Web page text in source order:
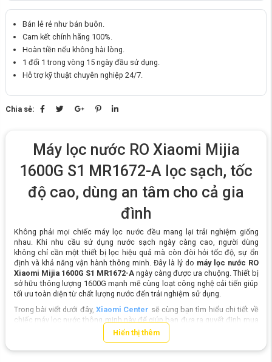
Bán lẻ rẻ như bán buôn.
Cam kết chính hãng 100%.
Hoàn tiền nếu không hài lòng.
1 đổi 1 trong vòng 15 ngày đầu sử dụng.
Hỗ trợ kỹ thuật chuyên nghiệp 24/7.
Chia sẻ:
Máy lọc nước RO Xiaomi Mijia
1600G S1 MR1672-A lọc sạch, tốc
độ cao, dùng an tâm cho cả gia
đình
Không phải mọi chiếc máy lọc nước đều mang lại trải nghiệm giống
nhau. Khi nhu cầu sử dụng nước sạch ngày càng cao, người dùng
không chỉ cần một thiết bị lọc hiệu quả mà còn đòi hỏi tốc độ, sự ổn
định và khả năng vận hành thông minh. Đây là lý do máy lọc nước RO
Xiaomi Mijia 1600G S1 MR1672-A ngày càng được ưa chuộng. Thiết bị
sở hữu thông lượng 1600G mạnh mẽ cùng loạt công nghệ cải tiến giúp
tối ưu toàn diện từ chất lượng nước đến trải nghiệm sử dụng.
Trong bài viết dưới đây, Xiaomi Center sẽ cùng bạn tìm hiểu chi tiết về
chiếc máy lọc nước thông minh này để giúp bạn đưa ra quyết định mua
Hiển thị thêm